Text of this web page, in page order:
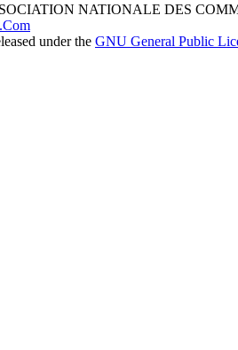
NATIONALE DES
under the GNU General Public